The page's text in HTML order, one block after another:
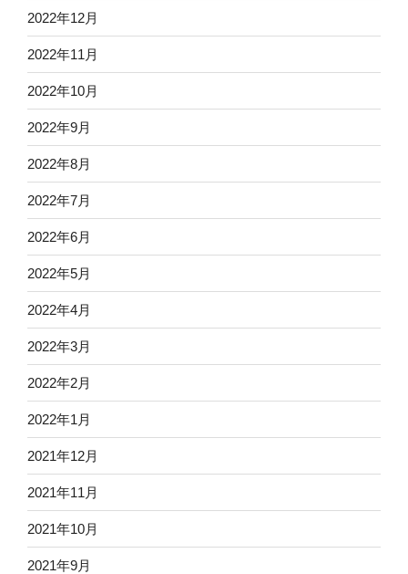
2022年12月
2022年11月
2022年10月
2022年9月
2022年8月
2022年7月
2022年6月
2022年5月
2022年4月
2022年3月
2022年2月
2022年1月
2021年12月
2021年11月
2021年10月
2021年9月